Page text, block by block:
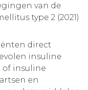
van de
type 2 (2021)
direct
insuline
of insuline
en